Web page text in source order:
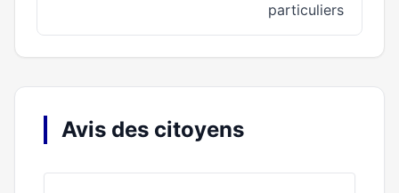
particuliers
Avis des citoyens